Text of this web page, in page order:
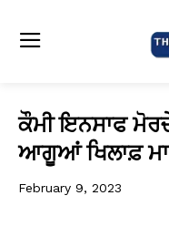
ਕੌਮੀ ਇਨਸਾਫ
ਆਗੂਆਂ ਖਿਲਾਫ਼
February 9, 2023